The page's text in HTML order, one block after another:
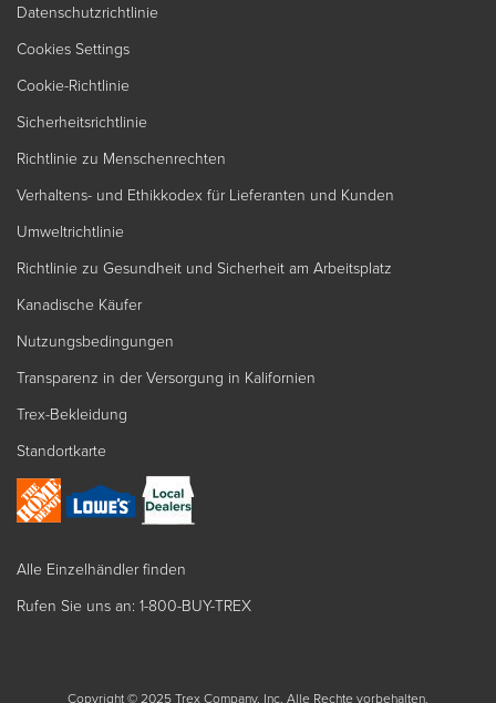
Datenschutzrichtlinie
Cookies Settings
Cookie-Richtlinie
Sicherheitsrichtlinie
Richtlinie zu Menschenrechten
Verhaltens- und Ethikkodex für Lieferanten und Kunden
Umweltrichtlinie
Richtlinie zu Gesundheit und Sicherheit am Arbeitsplatz
Kanadische Käufer
Nutzungsbedingungen
Transparenz in der Versorgung in Kalifornien
Trex-Bekleidung
Standortkarte
Alle Einzelhändler finden
Rufen Sie uns an: 1-800-BUY-TREX
Copyright © 2025 Trex Company, Inc. Alle Rechte vorbehalten.